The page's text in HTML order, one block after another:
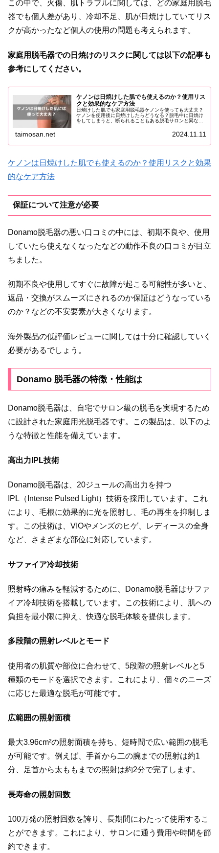
この中で、火傷、肌トラブルに関しては、どの家庭用脱毛
器でも個人差があり、冷却不足、肌が日焼けしていてリス
クが高かったなど個人の使用の問題も考えられます。
家庭用脱毛器での日焼けのリスクに関しては以下の記事も
参考にしてください。
ケノンは日焼けした肌でも使えるのか？使用リス
クと効果的なケア方法
日焼けした肌でも家庭用脱毛器ケノンを使っても大丈夫？
ケノンを使用後に日焼けしたらどうなる？脱毛中に日焼け
をしてしまうと、断られることもある脱毛サロンと異な
taimosan.net 2024.11.11
ケノンは日焼けした肌でも使えるのか？使用リスクと効果
的なケア方法
保証について注意が必要
Donamo脱毛器の悪い口コミの中には、初期不良や、使用
していたら使えなくなったなどの動作不良の口コミが目立
ちました。
初期不良や使用してすぐに故障が起こる可能性が多いと、
返品・交換がスムーズにされるのか保証はどうなっている
のか？などの不安要素が大きくなります。
海外製品の低評価レビューに関しては十分に確認していく
必要があるでしょう。
Donamo 脱毛器の特徴・性能は
Donamo脱毛器は、自宅でサロン級の脱毛を実現するため
に設計された家庭用光脱毛器です。この製品は、以下のよ
うな特徴と性能を備えています。
高出力IPL技術
Donamo脱毛器は、20ジュールの高出力を持つ
IPL（Intense Pulsed Light）技術を採用しています。これ
により、毛根に効果的に光を照射し、毛の再生を抑制しま
す。この技術は、VIOやメンズのヒゲ、レディースの全身
など、さまざまな部位に対応しています。
サファイア冷却技術
照射時の痛みを軽減するために、Donamo脱毛器はサファ
イア冷却技術を搭載しています。この技術により、肌への
負担を最小限に抑え、快適な脱毛体験を提供します。
多段階の照射レベルとモード
使用者の肌質や部位に合わせて、5段階の照射レベルと5
種類のモードを選択できます。これにより、個々のニーズ
に応じた最適な脱毛が可能です。
広範囲の照射面積
最大3.96cm²の照射面積を持ち、短時間で広い範囲の脱毛
が可能です。例えば、手首から二の腕までの照射は約1
分、足首から太ももまでの照射は約2分で完了します。
長寿命の照射回数
100万発の照射回数を誇り、長期間にわたって使用するこ
とができます。これにより、サロンに通う費用や時間を節
約できます。